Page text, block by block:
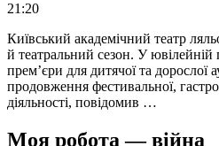
21:20
Київський академічний театр
й театральний сезон. У ювілейній
прем’єри для дитячої та дорослої
продовження фестивальної,
діяльності, повідомив …
Моя робота — війна